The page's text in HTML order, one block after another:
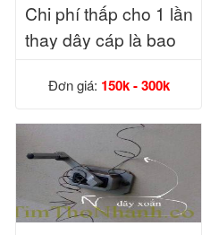
Chi phí thấp cho 1 lần
thay dây cáp là bao
Đơn giá: 150k - 300k